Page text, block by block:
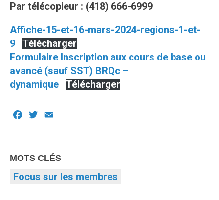
Par télécopieur : (418) 666-6999
Affiche-15-et-16-mars-2024-regions-1-et-
9
Télécharger
Formulaire Inscription aux cours de base ou
avancé (sauf SST) BRQc –
dynamique
Télécharger
Facebook
Twitter
MOTS CLÉS
Focus sur les membres